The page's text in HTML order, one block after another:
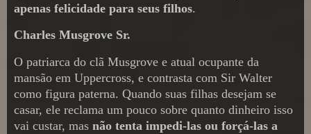
apenas felicidade para seus filhos.
Charles Musgrove Sr.
O patriarca do clã Musgrove e atual ocupante da
mansão em Uppercross, e contrasta com Sir Walter
como figura paterna. Quando suas filhas desejam se
casar, ele reclama um pouco sobre quanto dinheiro isso
vai custar, mas não tenta impedi-las ou forçá-las a